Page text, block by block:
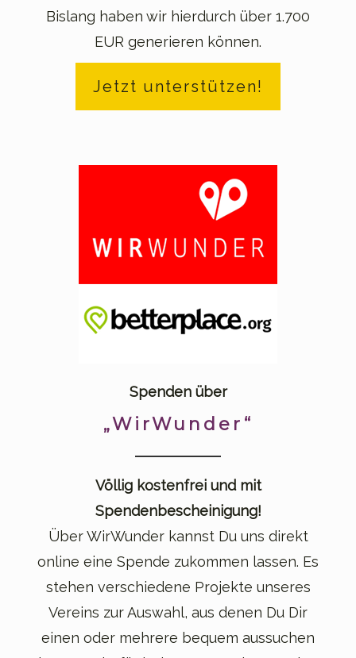
Bislang haben wir hierdurch über 1.700
EUR generieren können.
Jetzt unterstützen!
Spenden über
„WirWunder“
Völlig kostenfrei und mit
Spendenbescheinigung!
Über WirWunder kannst Du uns direkt
online eine Spende zukommen lassen. Es
stehen verschiedene Projekte unseres
Vereins zur Auswahl, aus denen Du Dir
einen oder mehrere bequem aussuchen